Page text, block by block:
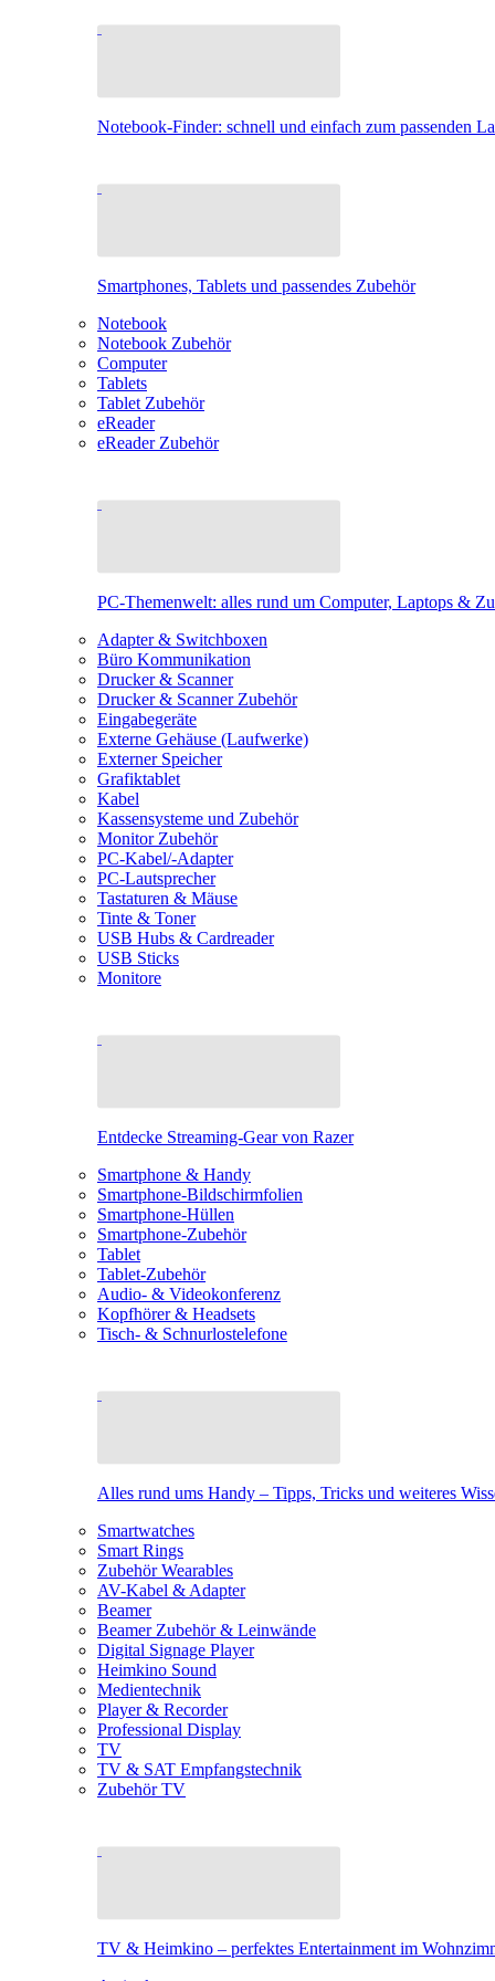
Notebook-Finder: schnell und einfach zum passenden
Smartphones, Tablets und passendes Zubehör
Notebook
Notebook Zubehör
Computer
Tablets
Tablet Zubehör
eReader
eReader Zubehör
PC-Themenwelt: alles rund um Computer, Laptops &
Adapter & Switchboxen
Büro Kommunikation
Drucker & Scanner
Drucker & Scanner Zubehör
Eingabegeräte
Externe Gehäuse (Laufwerke)
Externer Speicher
Grafiktablet
Kabel
Kassensysteme und Zubehör
Monitor Zubehör
PC-Kabel/-Adapter
PC-Lautsprecher
Tastaturen & Mäuse
Tinte & Toner
USB Hubs & Cardreader
USB Sticks
Monitore
Entdecke Streaming-Gear von Razer
Smartphone & Handy
Smartphone-Bildschirmfolien
Smartphone-Hüllen
Smartphone-Zubehör
Tablet
Tablet-Zubehör
Audio- & Videokonferenz
Kopfhörer & Headsets
Tisch- & Schnurlostelefone
Alles rund ums Handy – Tipps, Tricks und weiteres
Smartwatches
Smart Rings
Zubehör Wearables
AV-Kabel & Adapter
Beamer
Beamer Zubehör & Leinwände
Digital Signage Player
Heimkino Sound
Medientechnik
Player & Recorder
Professional Display
TV
TV & SAT Empfangstechnik
Zubehör TV
TV & Heimkino – perfektes Entertainment im